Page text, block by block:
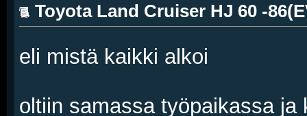
Toyota Land Cruiser HJ 60 -
eli mistä kaikki alkoi
oltiin samassa työpaikassa